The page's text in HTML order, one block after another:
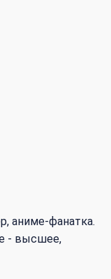
аниме-фанатка.
- высшее,